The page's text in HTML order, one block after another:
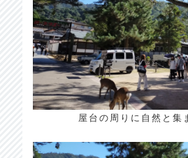
屋台の周りに自然と集